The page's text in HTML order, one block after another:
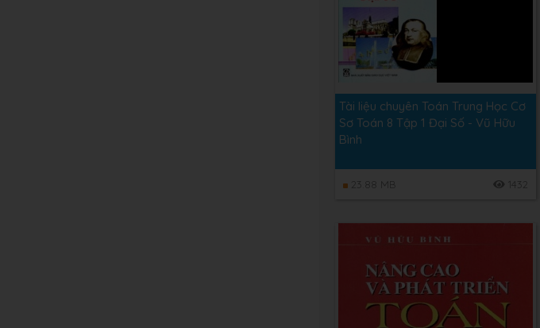
Tài liệu chuyên Toán Trung Học Cơ
Sơ Toán 8 Tập 1 Đại Số - Vũ Hữu
Bình
23.88 MB 1432